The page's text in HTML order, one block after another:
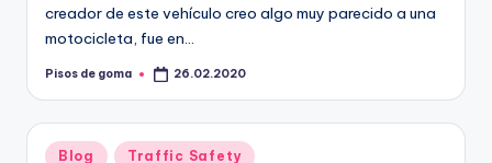
creador de este vehículo creo algo muy parecido a una
motocicleta, fue en…
Publicado
Pisos de goma 26.02.2020
Publicado
Blog Traffic Safety